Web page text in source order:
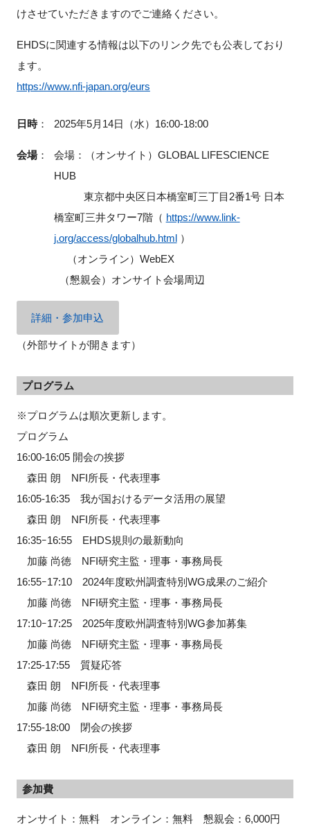
けさせていただきますのでご連絡ください。
EHDSに関連する情報は以下のリンク先でも公表しており
ます。
https://www.nfi-japan.org/eurs
日時： 2025年5月14日（水）16:00-18:00
会場：
会場：（オンサイト）GLOBAL LIFESCIENCE
HUB
東京都中央区日本橋室町三丁目2番1号 日本
橋室町三井タワー7階（ https://www.link-
j.org/access/globalhub.html）
（オンライン）WebEX
（懇親会）オンサイト会場周辺
詳細・参加申込
（外部サイトが開きます）
プログラム
※プログラムは順次更新します。
プログラム
16:00-16:05 開会の挨拶
森田 朗 NFI所長・代表理事
16:05-16:35 我が国おけるデータ活用の展望
森田 朗 NFI所長・代表理事
16:35ｰ16:55 EHDS規則の最新動向
加藤 尚徳 NFI研究主監・理事・事務局長
16:55ｰ17:10 2024年度欧州調査特別WG成果のご紹介
加藤 尚徳 NFI研究主監・理事・事務局長
17:10ｰ17:25 2025年度欧州調査特別WG参加募集
加藤 尚徳 NFI研究主監・理事・事務局長
17:25-17:55 質疑応答
森田 朗 NFI所長・代表理事
加藤 尚徳 NFI研究主監・理事・事務局長
17:55-18:00 閉会の挨拶
森田 朗 NFI所長・代表理事
参加費
オンサイト：無料 オンライン：無料 懇親会：6,000円